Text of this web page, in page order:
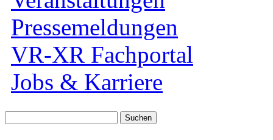
Pressemeldungen
VR-XR Fachportal
Jobs & Karriere
nach: